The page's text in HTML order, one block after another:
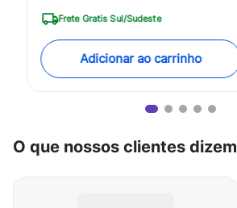
Frete Gratis Sul/Sudeste
Adicionar ao carrinho
O que nossos clientes dizem